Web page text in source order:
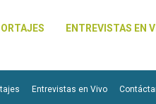
ENTREVISTAS EN
Entrevistas en Vivo